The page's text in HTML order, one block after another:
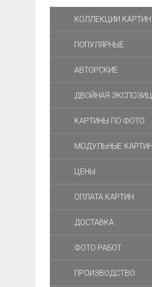
КОЛЛЕКЦИИ КАРТИН
ПОПУЛЯРНЫЕ
АВТОРСКИЕ
ДВОЙНАЯ
КАРТИНЫ ПО ФОТО
МОДУЛЬНЫЕ
ЦЕНЫ
ОПЛАТА КАРТИН
ДОСТАВКА
ФОТО РАБОТ
ПРОИЗВОДСТВО